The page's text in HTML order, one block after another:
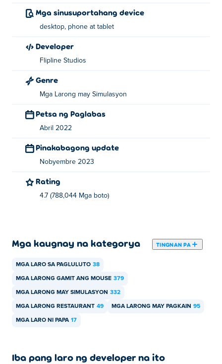
Mga sinusuportahang device
desktop, phone at tablet
Developer
Flipline Studios
Genre
Mga Larong may Simulasyon
Petsa ng Paglabas
Abril 2022
Pinakabagong update
Nobyembre 2023
Rating
4.7 (788,044 Mga boto)
Mga kaugnay na kategorya TINGNAN PA
MGA LARO SA PAGLULUTO 38
MGA LARONG GAMIT ANG MOUSE 379
MGA LARONG MAY SIMULASYON 332
MGA LARONG RESTAURANT 49 MGA LARONG MAY PAGKAIN 95
MGA LARO NI PAPA 17
Iba pang laro ng developer na ito